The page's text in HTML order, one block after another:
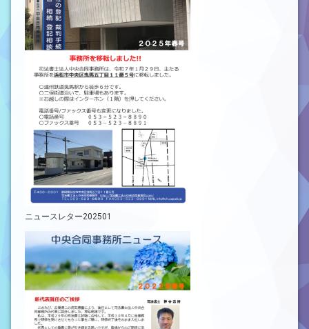
ニュースレター202501